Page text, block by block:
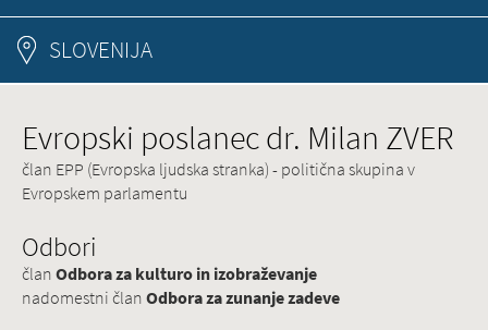
SLOVENIJA
Evropski poslanec dr. Milan ZVER
član EPP (Evropska ljudska stranka) - politična skupina v
Evropskem parlamentu
Odbori
članOdbora za kulturo in izobraževanje
nadomestni članOdbora za zunanje zadeve